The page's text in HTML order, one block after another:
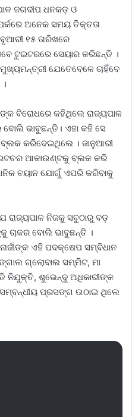
ଜଗଦୀପ ଧନକଡ଼ ଓ
ଅନେକ ସମୟ ତିକ୍ତତା
୧୫ ତାରିଖରେ
ଟୁଇଟରରେ ସେୟାର କରିଛନ୍ତି ।
ଯେତେବେଳେ ଚାହିଁବେ
ବିରୋଧରେ କହିଥିଲେ ରାଜ୍ୟପାଳ
ଭାବୁଛନ୍ତି। ଏହା କହି ସେ
କରିଦେଇଥିଲେ । ଜାନୁଆରୀ
ଆକାଉଣ୍ଟକୁ ବ୍ଲକ କରି
ବୟାନ ଯୋଗୁଁ ଏପରି କରିବାକୁ
ରାଜ୍ୟପାଳ ନିଜକୁ ସବୁଠାରୁ ବଡ଼
ଚାକର ବୋଲି ଭାବୁଛନ୍ତି ।
ଏହି ପଦକ୍ଷେପ ସମ୍ବିଧାନ
ଗ୍ଲୋବାଲ ସମ୍ମିଟ, ମା
ନିଯୁକ୍ତି, ଶୁଭେନ୍ଦୁ ଅଧିକାରୀଙ୍କ
ସମ୍ବନ୍ଧୀୟ ପ୍ରସଙ୍ଗ ଉଠାଇ ଥିଲେ